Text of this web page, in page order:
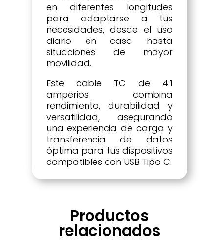
en diferentes longitudes
para adaptarse a tus
necesidades, desde el uso
diario en casa hasta
situaciones de mayor
movilidad.
Este cable TC de 4.1
amperios combina
rendimiento, durabilidad y
versatilidad, asegurando
una experiencia de carga y
transferencia de datos
óptima para tus dispositivos
compatibles con USB Tipo C.
Productos
relacionados